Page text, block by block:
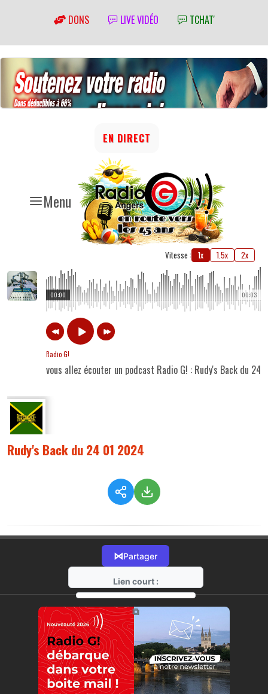
DONS LIVE VIDÉO TCHAT'
Menu
EN DIRECT
Vitesse : 1x 1.5x 2x
00:03
00:00
Radio G!
vous allez écouter un podcast Radio G! : Rudy's Back du 24
Rudy's Back du 24 01 2024
⋈Partager
Lien court :
https://radio-g.fr?13710
⧉